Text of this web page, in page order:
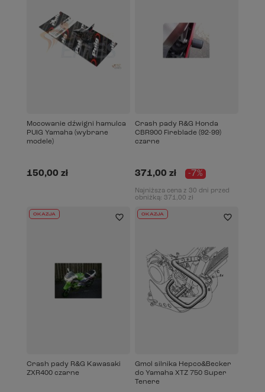
Mocowanie dźwigni hamulca
PUIG Yamaha (wybrane
modele)
150,00 zł
Crash pady R&G Honda
CBR900 Fireblade (92-99)
czarne
371,00 zł -7%
Najniższa cena z 30 dni przed
obniżką: 371,00 zł
OKAZJA
Crash pady R&G Kawasaki
ZXR400 czarne
OKAZJA
Gmol silnika Hepco&Becker
do Yamaha XTZ 750 Super
Tenere